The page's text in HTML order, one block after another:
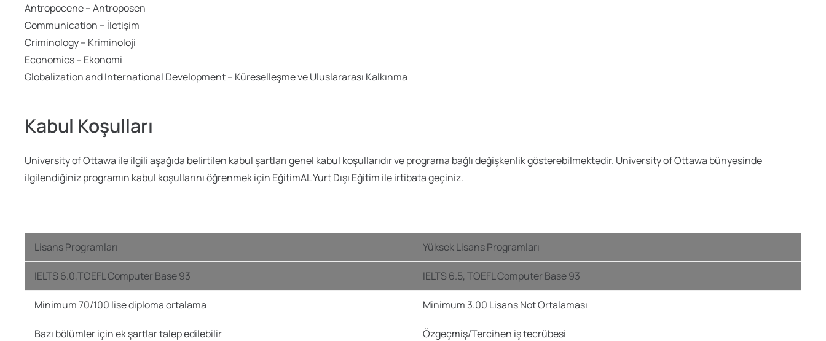
Antropocene – Antroposen
Communication – İletişim
Criminology – Kriminoloji
Economics – Ekonomi
Globalization and International Development – Küreselleşme ve Uluslararası Kalkınma
Kabul Koşulları
University of Ottawa ile ilgili aşağıda belirtilen kabul şartları genel kabul koşullarıdır ve programa bağlı değişkenlik gösterebilmektedir. University of Ottawa bünyesinde
ilgilendiğiniz programın kabul koşullarını öğrenmek için EğitimAL Yurt Dışı Eğitim ile irtibata geçiniz.
Lisans Programları Yüksek Lisans Programları
IELTS 6.0,TOEFL Computer Base 93 IELTS 6.5, TOEFL Computer Base 93
Minimum 70/100 lise diploma ortalama Minimum 3.00 Lisans Not Ortalaması
Bazı bölümler için ek şartlar talep edilebilir Özgeçmiş/Tercihen iş tecrübesi